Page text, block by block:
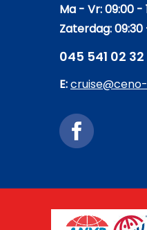
Ma - Vr: 09:00 -
Zaterdag: 09:30
045 541 02 32
E: